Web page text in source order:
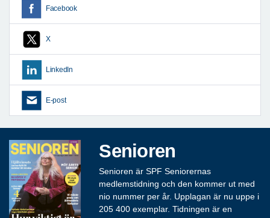
Facebook
X
LinkedIn
E-post
Senioren
Senioren är SPF Seniorernas
medlemstidning och den kommer ut med
nio nummer per år. Upplagan är nu uppe i
205 400 exemplar. Tidningen är en